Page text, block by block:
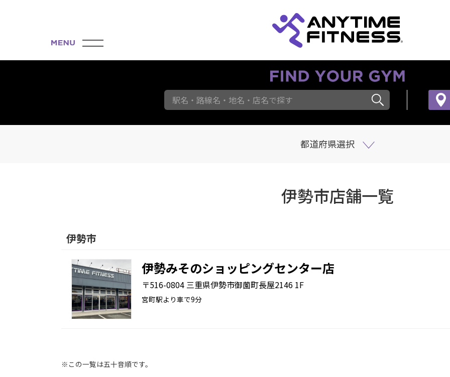
駅名・路線名・地名・店名で探す
都道府県選択
伊勢市店舗一覧
伊勢市
伊勢みそのショッピングセンター店
〒516-0804 三重県伊勢市御薗町長屋2146 1F
宮町駅より車で9分
※この一覧は五十音順です。